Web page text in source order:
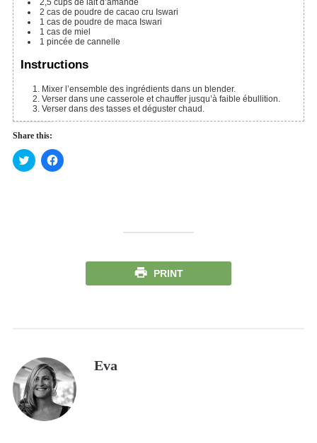
2 cas de poudre de cacao cru Iswari
1 cas de poudre de maca Iswari
1 cas de miel
1 pincée de cannelle
Instructions
Mixer l’ensemble des ingrédients dans un blender.
Verser dans une casserole et chauffer jusqu’à faible ébullition.
Verser dans des tasses et déguster chaud.
Share this:
Cliquez
pour
Cliquez
pour
PRINT
Eva